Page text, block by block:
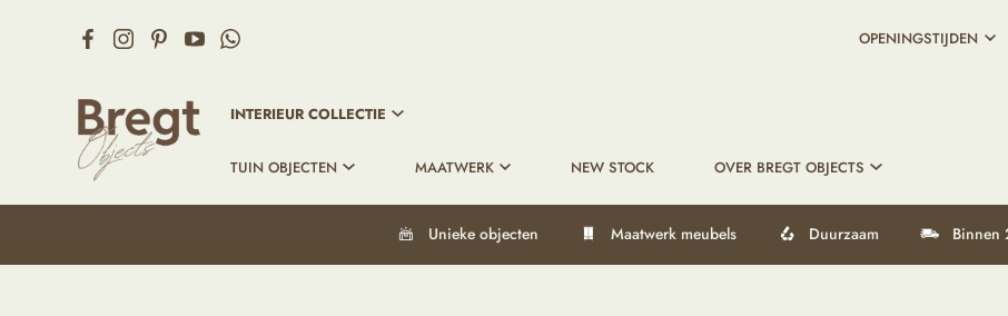
OPENINGSTIJDEN
INTERIEUR COLLECTIE
TUIN OBJECTEN MAATWERK NEW STOCK OVER BREGT OBJECTS
Unieke objecten Maatwerk meubels Duurzaam Binnen